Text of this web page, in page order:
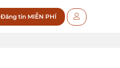
Đăng tin MIỄN PHÍ